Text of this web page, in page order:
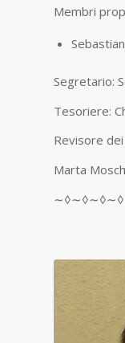
Membri
Segretario:
Tesoriere:
Revisore dei
Marta